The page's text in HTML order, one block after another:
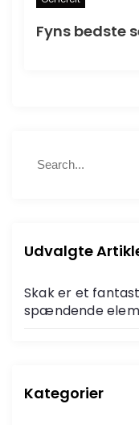
Fyns bedste
h
o
r
Udvalgte
Skak er et
spændende
Kategorier